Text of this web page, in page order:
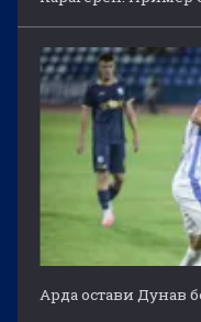
Арда остави Дунав